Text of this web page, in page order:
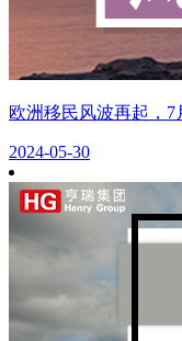
欧洲移民风波再起，7
2024-05-30